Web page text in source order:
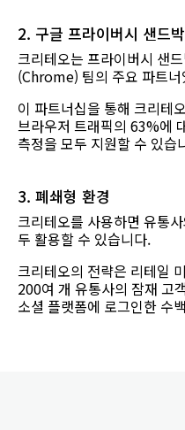
2. 구글 프라이버시 샌드
크리테오는 프라이버시 샌
(Chrome) 팀의 주요 파트
이 파트너십을 통해 크리테
브라우저 트래픽의 63%에
측정을 모두 지원할 수 있습
3. 폐쇄형 환경
크리테오를 사용하면 유통
두 활용할 수 있습니다.
크리테오의 전략은 리테일
200여 개 유통사의 잠재 고
소셜 플랫폼에 로그인한 수